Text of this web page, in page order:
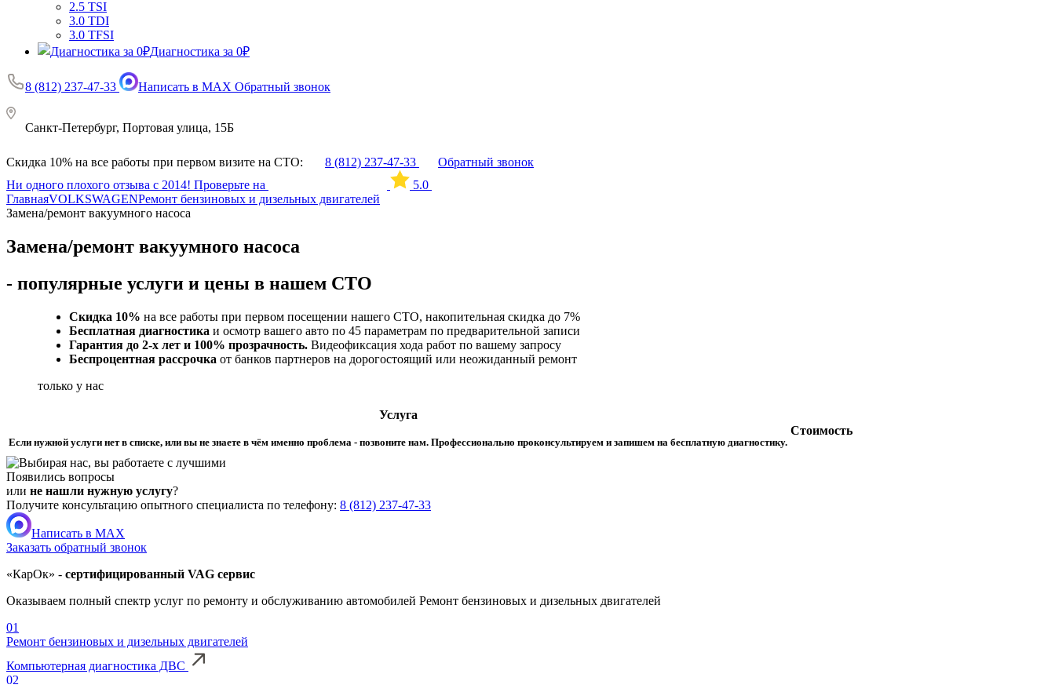
2.5 TSI
3.0 TDI
3.0 TFSI
Диагностика за 0₽
8 (812) 237-47-33 Написать в MAX Обратный звонок
Санкт-Петербург, Портовая улица, 15Б
Скидка 10% на все работы при первом визите на СТО: 8 (812) 237-47-33
Обратный звонок
Ни одного плохого отзыва с 2014! Проверьте на
5.0
ГлавнаяVOLKSWAGENРемонт бензиновых и дизельных двигателей
Замена/ремонт вакуумного насоса
Замена/ремонт вакуумного насоса
- популярные услуги и цены в нашем СТО
Скидка 10% на все работы при первом посещении нашего СТО, накопительная скидка до 7%
Бесплатная диагностика и осмотр вашего авто по 45 параметрам по предварительной записи
Гарантия до 2-х лет и 100% прозрачность. Видеофиксация хода работ по вашему запросу
Беспроцентная рассрочка от банков партнеров на дорогостоящий или неожиданный ремонт
только у нас
Услуга
Если нужной услуги нет в списке, или вы не знаете в чём именно проблема - позвоните нам. Профессионально проконсультируем и запишем на бесплатную диагностику.
Стоимость
Появились вопросы
или не нашли нужную услугу?
Получите консультацию опытного специалиста по телефону: 8 (812) 237-47-33
Написать в MAX
Заказать обратный звонок
«КарОк» - сертифицированный VAG сервис
Оказываем полный спектр услуг по ремонту и обслуживанию автомобилей Ремонт бензиновых и дизельных двигателей
01
Ремонт бензиновых и дизельных двигателей
Компьютерная диагностика ДВС
02